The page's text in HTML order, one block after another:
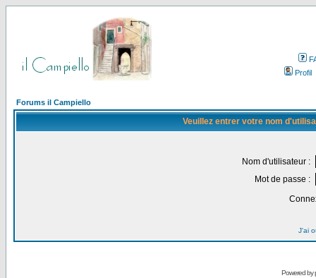
Profil
Forums il Campiello
Veuillez entrer votre nom
Nom d'utilisateur :
Mot de passe :
J'ai
Powered by